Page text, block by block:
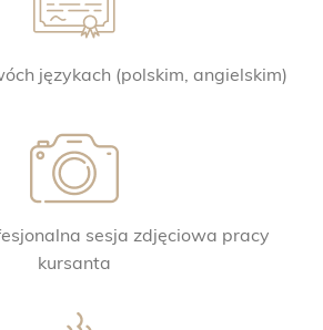
językach (polskim, angielskim)
sesja zdjęciowa pracy
kursanta